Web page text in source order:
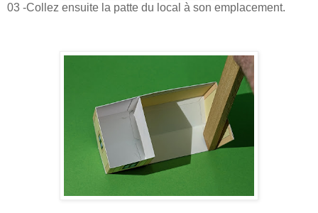
03 -Collez ensuite la patte du local à son emplacement.